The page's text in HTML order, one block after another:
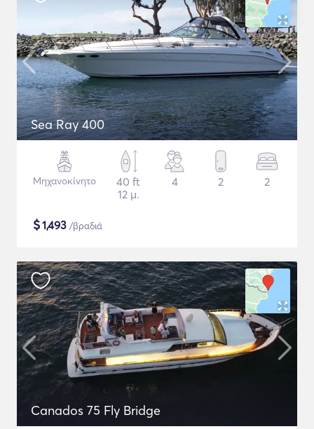
Sea Ray 400
Μηχανοκίνητο
40 ft
12 μ.
4 2 2
$1,493 /βραδιά
Canados 75 Fly Bridge